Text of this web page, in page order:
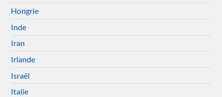
Hongrie
Inde
Iran
Irlande
Israël
Italie